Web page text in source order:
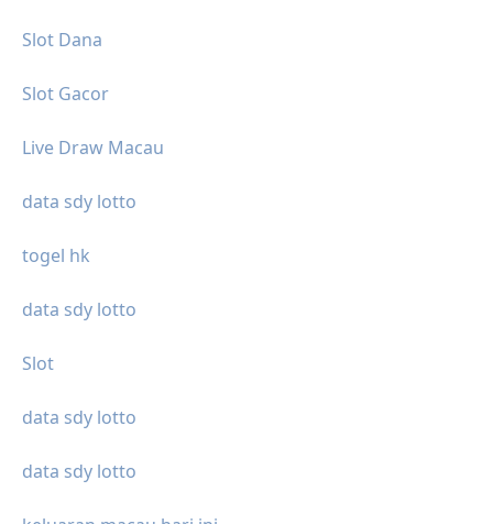
Slot Dana
Slot Gacor
Live Draw Macau
data sdy lotto
togel hk
data sdy lotto
Slot
data sdy lotto
data sdy lotto